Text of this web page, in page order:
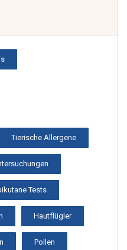
Tierische Allergene
Tests
Hautflügler
Pollen